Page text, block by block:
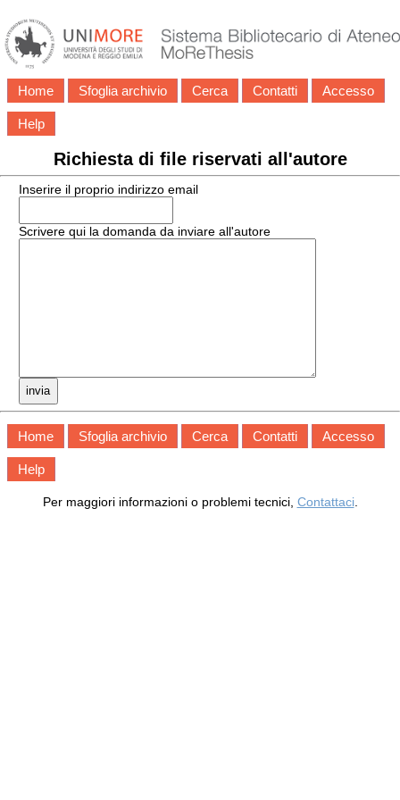
Home Sfoglia archivio Cerca Contatti Accesso
Help
Richiesta di file riservati all'autore
Inserire il proprio indirizzo email
Scrivere qui la domanda da inviare all'autore
Home Sfoglia archivio Cerca Contatti Accesso
Help
Per maggiori informazioni o problemi tecnici, Contattaci.